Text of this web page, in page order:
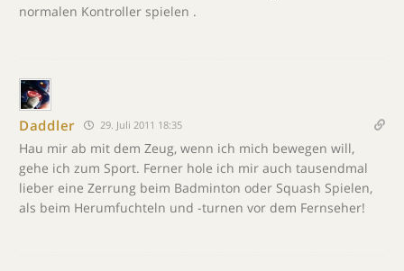
normalen Kontroller spielen .
Daddler 29. Juli 2011 18:35
Hau mir ab mit dem Zeug, wenn ich mich bewegen will,
gehe ich zum Sport. Ferner hole ich mir auch tausendmal
lieber eine Zerrung beim Badminton oder Squash Spielen,
als beim Herumfuchteln und -turnen vor dem Fernseher!